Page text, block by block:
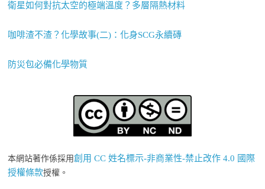
衛星如何對抗太空的極端溫度？多層隔熱材料
咖啡渣不渣？化學故事(二)：化身SCG永續磚
防災包必備化學物質
本網站著作係採用創用 CC 姓名標示-非商業性-禁止改作 4.0 國際
授權條款授權。